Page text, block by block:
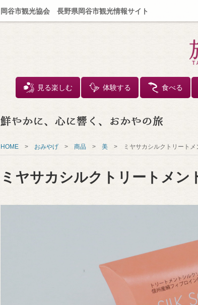
見る楽しむ
体験する 食べる
岡谷市観光協会 長野県岡谷市観光情報サイト
HOME > おみやげ > 商品 > 美 > ミヤサカシルクトリート
ミヤサカシルクトリートメン